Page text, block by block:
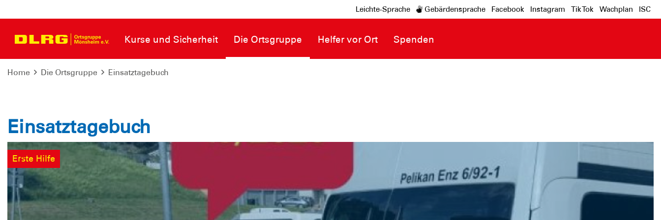
Leichte-Sprache Gebärdensprache Facebook Instagram Tik Tok Wachplan ISC
Kurse und Sicherheit Die Ortsgruppe Helfer vor Ort Spenden
Home Die Ortsgruppe Einsatztagebuch
Einsatztagebuch
Erste Hilfe